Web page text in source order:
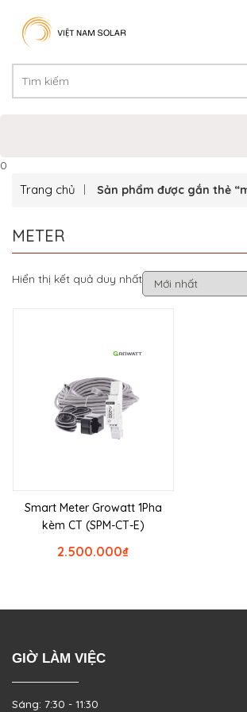
0
Trang chủ Sản phẩm được gắn thẻ
METER
Hiển thị kết quả duy nhất
Smart Meter Growatt 1Pha
kèm CT (SPM-CT-E)
₫
2.500.000
GIỜ LÀM VIỆC
Sáng: 7:30 - 11:30